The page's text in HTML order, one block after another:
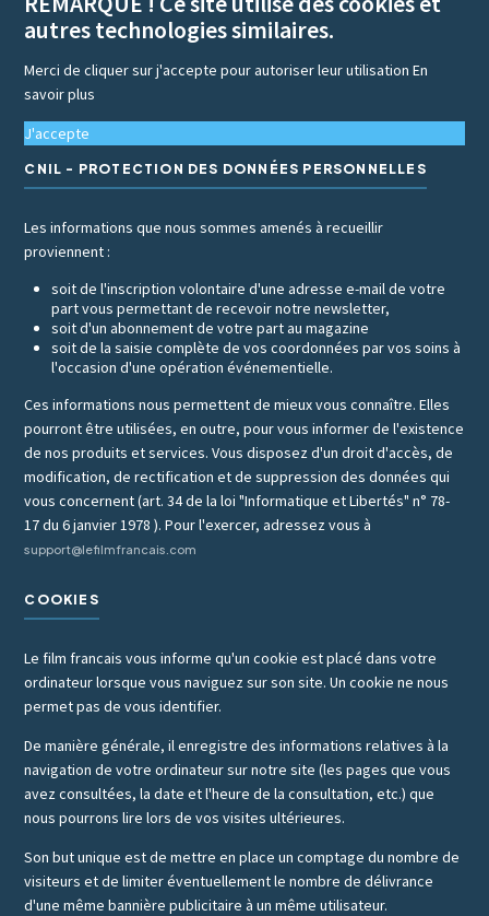
autres technologies similaires.
Merci de cliquer sur j'accepte pour autoriser leur utilisationEn
savoir plus
J'accepte
CNIL - PROTECTION DES DONNÉES PERSONNELLES
Les informations que nous sommes amenés à recueillir
proviennent :
soit de l'inscription volontaire d'une adresse e-mail de votre
part vous permettant de recevoir notre newsletter,
soit d'un abonnement de votre part au magazine
soit de la saisie complète de vos coordonnées par vos soins à
l'occasion d'une opération événementielle.
Ces informations nous permettent de mieux vous connaître. Elles
pourront être utilisées, en outre, pour vous informer de l'existence
de nos produits et services. Vous disposez d'un droit d'accès, de
modification, de rectification et de suppression des données qui
vous concernent (art. 34 de la loi "Informatique et Libertés" n° 78-
17 du 6 janvier 1978 ). Pour l'exercer, adressez vous à
support@lefilmfrancais.com
COOKIES
Le film francais vous informe qu'un cookie est placé dans votre
ordinateur lorsque vous naviguez sur son site. Un cookie ne nous
permet pas de vous identifier.
De manière générale, il enregistre des informations relatives à la
navigation de votre ordinateur sur notre site (les pages que vous
avez consultées, la date et l'heure de la consultation, etc.) que
nous pourrons lire lors de vos visites ultérieures.
Son but unique est de mettre en place un comptage du nombre de
visiteurs et de limiter éventuellement le nombre de délivrance
d'une même bannière publicitaire à un même utilisateur.